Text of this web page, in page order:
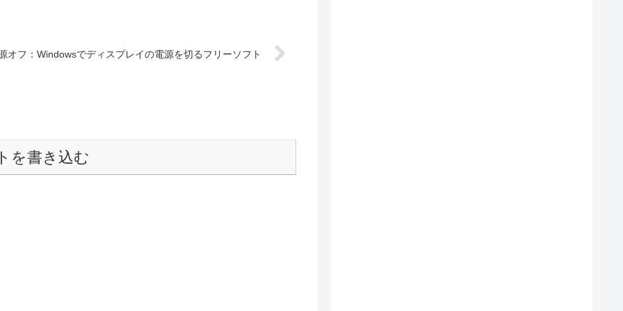
オフ：Windowsでディスプレイの電源を切るフリーソフト
を書き込む